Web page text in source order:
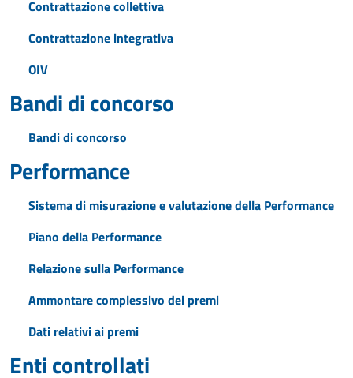
Contrattazione collettiva
Contrattazione integrativa
OIV
Bandi di concorso
Bandi di concorso
Performance
Sistema di misurazione e valutazione della Performance
Piano della Performance
Relazione sulla Performance
Ammontare complessivo dei premi
Dati relativi ai premi
Enti controllati